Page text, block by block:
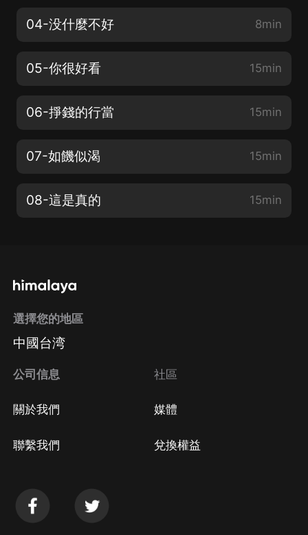
04-没什麼不好 8min
05-你很好看 15min
06-掙錢的行當 15min
07-如饑似渴 15min
08-這是真的 15min
選擇您的地區
中國台湾
公司信息
關於我們
聯繫我們
社區
媒體
兌換權益